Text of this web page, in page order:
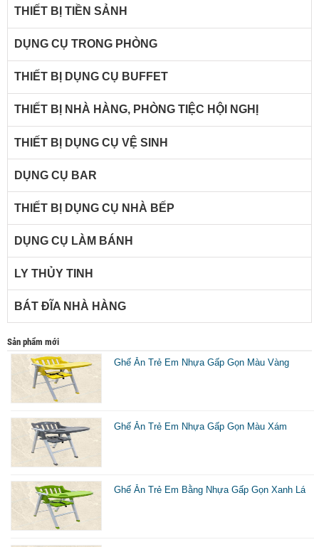
THIẾT BỊ TIỀN SẢNH
DỤNG CỤ TRONG PHÒNG
THIẾT BỊ DỤNG CỤ BUFFET
THIẾT BỊ NHÀ HÀNG, PHÒNG TIỆC HỘI NGHỊ
THIẾT BỊ DỤNG CỤ VỆ SINH
DỤNG CỤ BAR
THIẾT BỊ DỤNG CỤ NHÀ BẾP
DỤNG CỤ LÀM BÁNH
LY THỦY TINH
BÁT ĐĨA NHÀ HÀNG
Sản phẩm mới
Ghế Ăn Trẻ Em Nhựa Gấp Gọn Màu Vàng
Ghế Ăn Trẻ Em Nhựa Gấp Gọn Màu Xám
Ghế Ăn Trẻ Em Bằng Nhựa Gấp Gọn Xanh Lá